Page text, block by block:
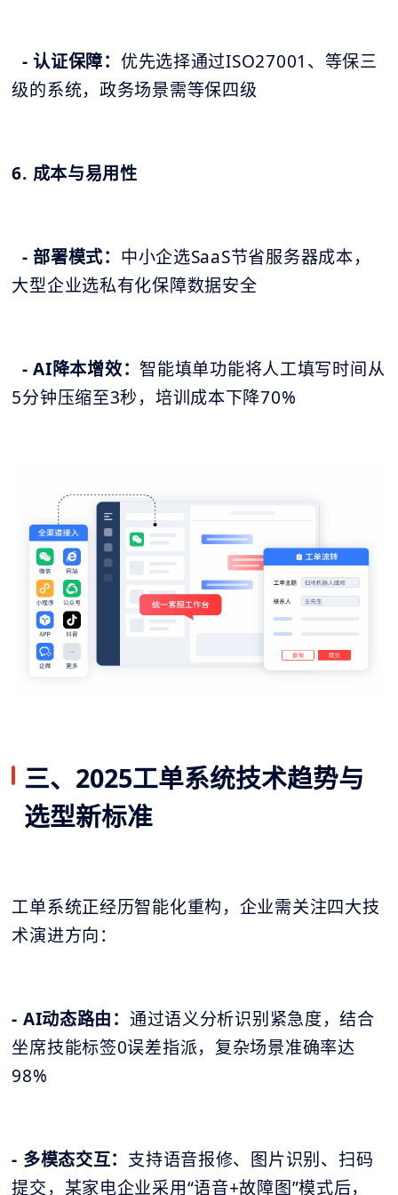
- 认证保障： 优先选择通过ISO27001、等保三
级的系统，政务场景需等保四级
6. 成本与易用性
- 部署模式： 中小企选SaaS节省服务器成本，
大型企业选私有化保障数据安全
- AI降本增效： 智能填单功能将人工填写时间从
5分钟压缩至3秒，培训成本下降70%
三、2025工单系统技术趋势与
选型新标准
工单系统正经历智能化重构，企业需关注四大技
术演进方向：
- AI动态路由： 通过语义分析识别紧急度，结合
坐席技能标签0误差指派，复杂场景准确率达
98%
- 多模态交互： 支持语音报修、图片识别、扫码
提交，某家电企业采用“语音+故障图”模式后，